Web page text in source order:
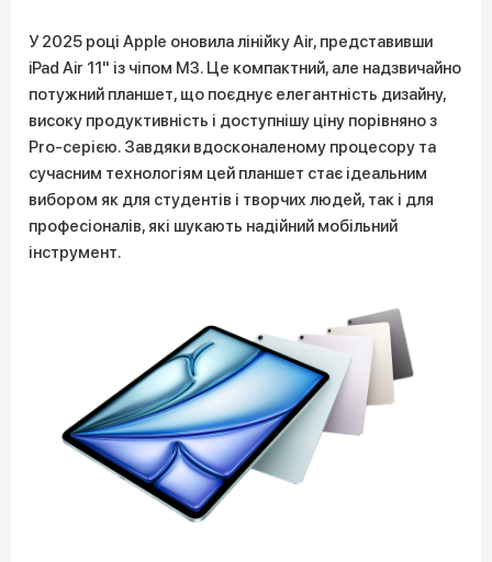
У 2025 році Apple оновила лінійку Air, представивши
iPad Air 11" із чіпом M3. Це компактний, але надзвичайно
потужний планшет, що поєднує елегантність дизайну,
високу продуктивність і доступнішу ціну порівняно з
Pro-серією. Завдяки вдосконаленому процесору та
сучасним технологіям цей планшет стає ідеальним
вибором як для студентів і творчих людей, так і для
професіоналів, які шукають надійний мобільний
інструмент.